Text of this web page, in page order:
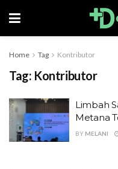
Home Tag Kontributor
Tag: Kontributor
Limbah
Metana
BY MELANI